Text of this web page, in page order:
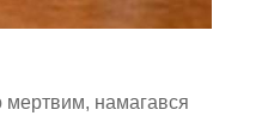
мертвим, намагався